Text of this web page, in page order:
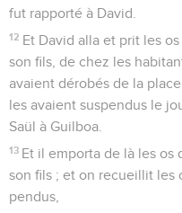
fut rapporté à David.
12 Et David alla et prit les
son fils, de chez les
avaient dérobés de la
les avaient suspendus le
Saül à Guilboa.
13 Et il emporta de là les os
son fils ; et on recueillit les
pendus,